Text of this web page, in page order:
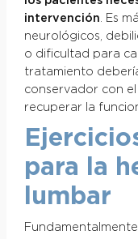
intervención. Es
neurológicos,
o dificultad para
tratamiento
conservador con
recuperar la
para la
lumbar